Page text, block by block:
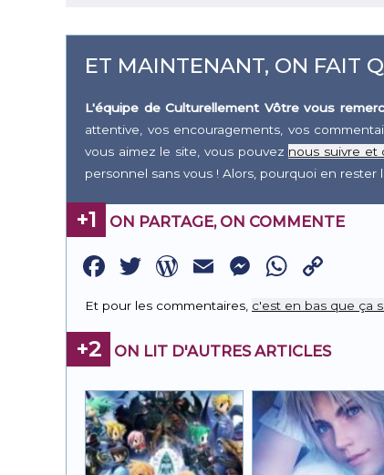
ET MAINTENANT, ON FAIT
L'équipe de Culturellement Vôtre vous
attentive, vos encouragements, vos
vous aimez le site, vous pouvez nous suivre et
personnel sans vous ! Alors, pourquoi en rester
+1 ON PARTAGE, ON COMMENTE
Facebook
Twitter
WordPress
Email
Et pour les commentaires, c'est en bas que ça
+2 ON LIT D'AUTRES ARTICLES